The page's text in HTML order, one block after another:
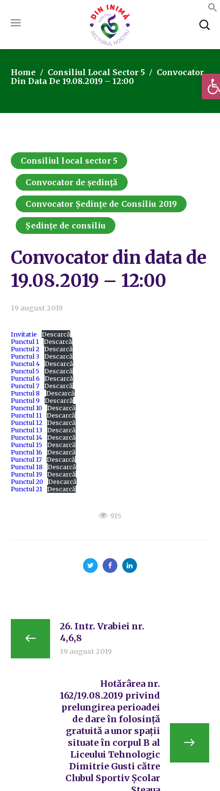
Home Consiliul Local Sector 5
Convocator
Din Data De 19.08.2019 – 12:00
Consiliul local sector 5
Convocator de ședință
Convocator Ședințe de Consiliu 2019
Ședințe de consiliu
Convocator din data de
19.08.2019 – 12:00
19 august 2019
Invitatie
Descarcă
Punctul 1
Descarcă
Punctul 2
Descarcă
Punctul 3
Descarcă
Punctul 4
Descarcă
Punctul 5
Descarcă
Punctul 6
Descarcă
Punctul 7
Descarcă
Punctul 8
Descarcă
Punctul 9
Descarcă
Punctul 10
Descarcă
Punctul 11
Descarcă
Punctul 12
Descarcă
Punctul 13
Descarcă
Punctul 14
Descarcă
Punctul 15
Descarcă
Punctul 16
Descarcă
Punctul 17
Descarcă
Punctul 18
Descarcă
Punctul 19
Descarcă
Punctul 20
Descarcă
Punctul 21
Descarcă
915
26. Intr. Vrabiei nr.
4,6,8
19 august 2019
Hotărârea nr.
162/19.08.2019 privind
prelungirea perioadei
de dare în folosință
gratuită a unor spații
situate în corpul B al
Liceului Tehnologic
Dimitrie Gusti către
Clubul Sportiv Școlar